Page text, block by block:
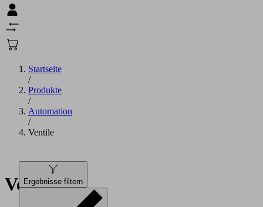
Startseite
/
Produkte
/
Automation
/
Ventile
Ventile
Ergebnisse filtern